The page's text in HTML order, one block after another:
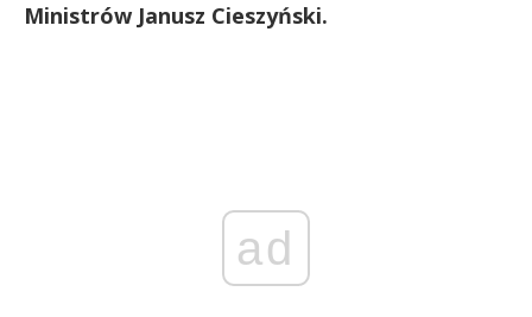
Ministrów Janusz Cieszyński.
ad